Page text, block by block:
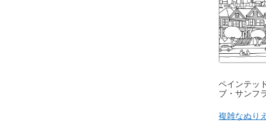
ペインテッ
ブ・サンフ
複雑なぬり